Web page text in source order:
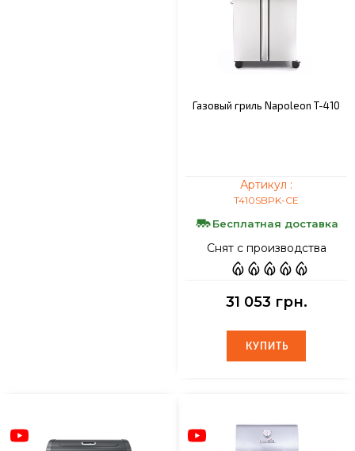
Газовый гриль Napoleon T-410
Артикул :
T410SBPK-CE
Бесплатная доставка
Снят с производства
31 053 грн.
КУПИТЬ
КУПИТЬ